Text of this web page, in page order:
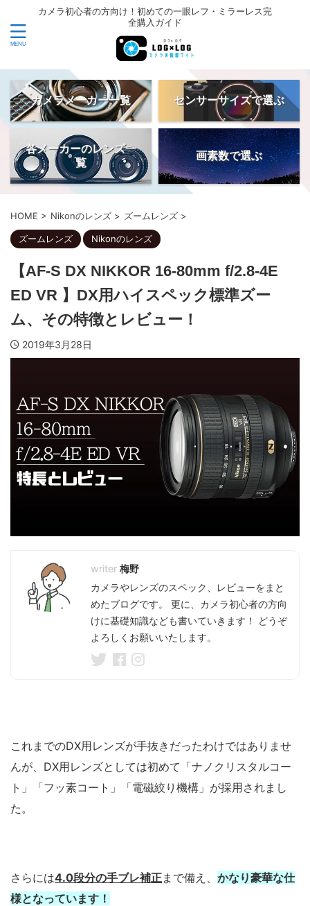
カメラ初心者の方向け！初めての一眼レフ・ミラーレス完
全購入ガイド
カメラメーカー一覧 センサーサイズで選ぶ
各メーカーのレンズ一
覧
画素数で選ぶ
HOME > Nikonのレンズ > ズームレンズ >
ズームレンズ Nikonのレンズ
【AF-S DX NIKKOR 16-80mm f/2.8-4E
ED VR 】DX用ハイスペック標準ズー
ム、その特徴とレビュー！
2019年3月28日
梅野
カメラやレンズのスペック、レビューをまと
めたブログです。 更に、カメラ初心者の方向
けに基礎知識なども書いていきます！ どうぞ
よろしくお願いいたします。
これまでのDX用レンズが手抜きだったわけではありませ
んが、DX用レンズとしては初めて「ナノクリスタルコー
ト」「フッ素コート」「電磁絞り機構」が採用されまし
た。
さらには4.0段分の手ブレ補正まで備え、 かなり豪華な仕
様となっています！